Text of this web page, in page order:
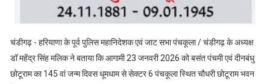
चंडीगढ़ - हरियाणा के पूर्व पुलिस महानिदेशक एवं जाट सभा पंचकूला / चंडीगढ़ के अध्यक्ष
डॉ महेंद्र सिंह मलिक ने बताया कि आगामी 23 जनवरी 2026 को बसंत पंचमी एवं दीनबंधु
छोटूराम का 145 वां जन्म दिवस धूमधाम से सेक्टर 6 पंचकूला स्थित चौधरी छोटूराम भवन